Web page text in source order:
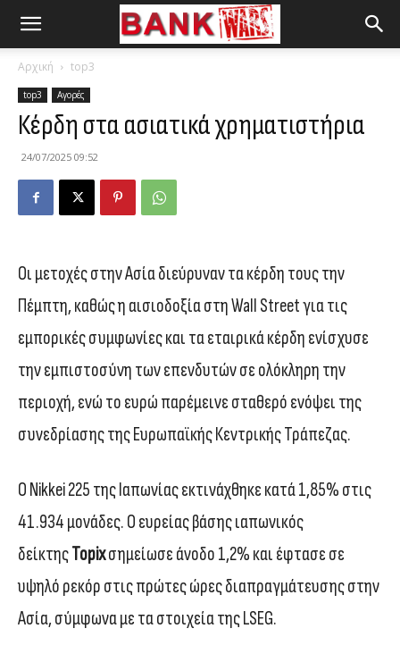
Αρχική top3
top3 Αγορές
Κέρδη στα ασιατικά χρηματιστήρια
24/07/2025 09:52
Οι μετοχές στην Ασία διεύρυναν τα κέρδη τους την
Πέμπτη, καθώς η αισιοδοξία στη Wall Street για τις
εμπορικές συμφωνίες και τα εταιρικά κέρδη ενίσχυσε
την εμπιστοσύνη των επενδυτών σε ολόκληρη την
περιοχή, ενώ το ευρώ παρέμεινε σταθερό ενόψει της
συνεδρίασης της Ευρωπαϊκής Κεντρικής Τράπεζας.
Ο Nikkei 225 της Ιαπωνίας εκτινάχθηκε κατά 1,85% στις
41.934 μονάδες. Ο ευρείας βάσης ιαπωνικός
δείκτηςTopixσημείωσε άνοδο 1,2% και έφτασε σε
υψηλό ρεκόρ στις πρώτες ώρες διαπραγμάτευσης στην
Ασία, σύμφωνα με τα στοιχεία της LSEG.